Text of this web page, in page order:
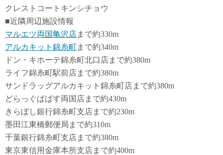
クレストコートキンシチョウ
■近隣周辺施設情報
マルエツ両国亀沢店まで約330m
アルカキット錦糸町まで約340m
ドン・キホーテ錦糸町北口店まで約380m
ライフ錦糸町駅前店まで約380m
サンドラッグアルカキット錦糸町店まで約380m
どらっぐぱぱす両国店まで約430m
きらぼし銀行錦糸町支店まで約230m
墨田江東橋郵便局まで約310m
千葉銀行錦糸町支店まで約380m
東京東信用金庫本所支店まで約400m